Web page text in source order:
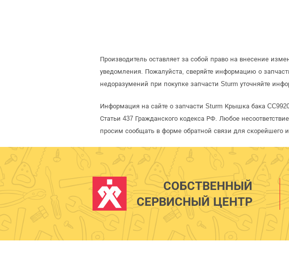
Производитель оставляет за собой право на внесение
уведомления. Пожалуйста, сверяйте информацию о
недоразумений при покупке запчасти Sturm уточняйте
Информация на сайте о запчасти Sturm Крышка бака
Статьи 437 Гражданского кодекса РФ. Любое
просим сообщать в форме обратной связи для скорейшего
СОБСТВЕННЫЙ
СЕРВИСНЫЙ ЦЕНТР